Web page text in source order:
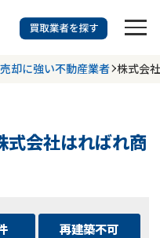
探す
内容を選択
却に強い不動産業者 株式会
式会社はればれ商
再建築不可